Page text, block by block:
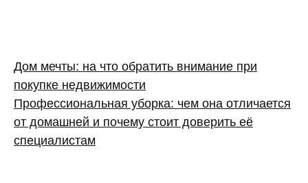
Дом мечты: на что обратить внимание при
покупке недвижимости
Профессиональная уборка: чем она отличается
от домашней и почему стоит доверить её
специалистам